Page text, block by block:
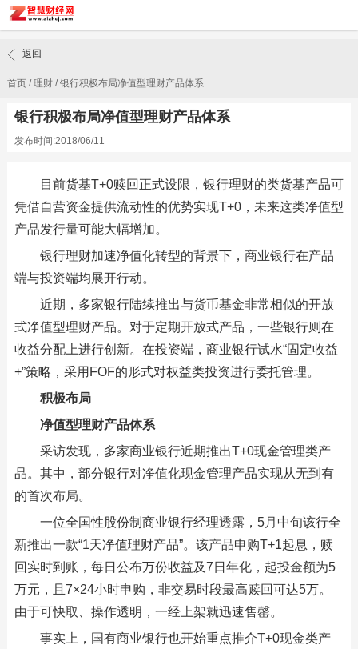
首页/理财/银行积极布局净值型理财产品体系
返回
银行积极布局净值型理财产品体系
发布时间:2018/06/11
目前货基T+0赎回正式设限，银行理财的类货基产品可
凭借自营资金提供流动性的优势实现T+0，未来这类净值型
产品发行量可能大幅增加。
银行理财加速净值化转型的背景下，商业银行在产品
端与投资端均展开行动。
近期，多家银行陆续推出与货币基金非常相似的开放
式净值型理财产品。对于定期开放式产品，一些银行则在
收益分配上进行创新。在投资端，商业银行试水“固定收益
+”策略，采用FOF的形式对权益类投资进行委托管理。
积极布局
净值型理财产品体系
采访发现，多家商业银行近期推出T+0现金管理类产
品。其中，部分银行对净值化现金管理产品实现从无到有
的首次布局。
一位全国性股份制商业银行经理透露，5月中旬该行全
新推出一款“1天净值理财产品”。该产品申购T+1起息，赎
回实时到账，每日公布万份收益及7日年化，起投金额为5
万元，且7×24小时申购，非交易时段最高赎回可达5万。
由于可快取、操作透明，一经上架就迅速售罄。
事实上，国有商业银行也开始重点推介T+0现金类产